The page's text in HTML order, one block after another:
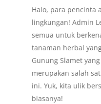
Halo, para pencinta
lingkungan! Admin
semua untuk
tanaman herbal
Gunung Slamet
merupakan salah
ini. Yuk, kita ulik
biasanya!